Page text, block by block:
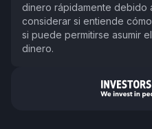
dinero rápidamente debido
considerar si entiende
si puede permitirse asumir
dinero.